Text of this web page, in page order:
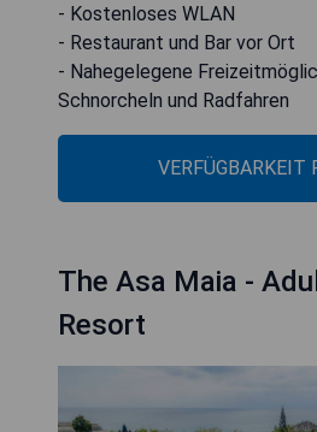
- Kostenloses WLAN
- Restaurant und Bar vor Ort
- Nahegelegene
Schnorcheln und Radfahren
VERFÜGBARKEIT
The Asa Maia -
Resort